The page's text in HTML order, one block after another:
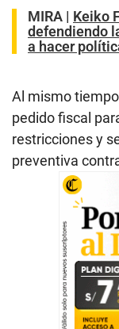
MIRA | Keiko
defendiendo
a hacer
Al mismo
pedido fiscal
restricciones y
preventiva